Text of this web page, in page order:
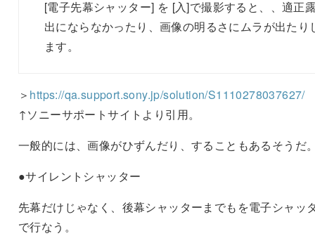
[電子先幕シャッター] を [入]で撮影すると、、適正
出にならなかったり、画像の明るさにムラが出たり
ます。
＞ https://qa.support.sony.jp/solution/S1110278037627/
↑ソニーサポートサイトより引用。
一般的には、画像がひずんだり、することもあるそうだ
●サイレントシャッター
先幕だけじゃなく、後幕シャッターまでもを電子シャッ
で行なう。